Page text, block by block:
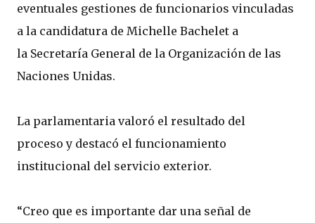
eventuales gestiones de funcionarios vinculadas
a la candidatura de Michelle Bachelet a
la Secretaría General de la Organización de las
Naciones Unidas.
La parlamentaria valoró el resultado del
proceso y destacó el funcionamiento
institucional del servicio exterior.
“Creo que es importante dar una señal de